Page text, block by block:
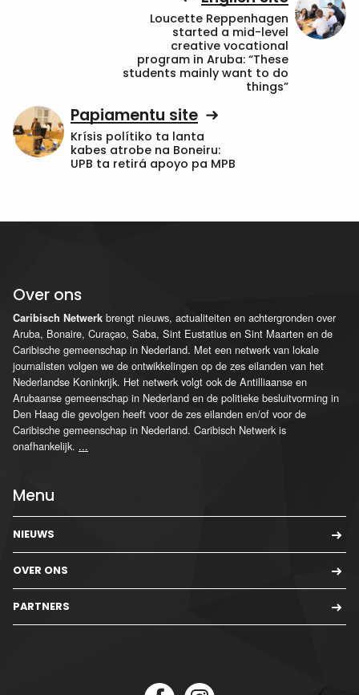
Loucette Reppenhagen
started a mid-level
creative vocational
program in Aruba: “These
students mainly want to do
things”
Papiamentu site
Krísis polítiko ta lanta
kabes atrobe na Boneiru:
UPB ta retirá apoyo pa MPB
Over ons
Caribisch Netwerk brengt nieuws, actualiteiten en achtergronden over
Aruba, Bonaire, Curaçao, Saba, Sint Eustatius en Sint Maarten en de
Caribische gemeenschap in Nederland. Met een netwerk van lokale
journalisten volgen we de ontwikkelingen op de zes eilanden van het
Nederlandse Koninkrijk. Het netwerk volgt ook de Antilliaanse en
Arubaanse gemeenschap in Nederland en de politieke besluitvorming in
Den Haag die gevolgen heeft voor de zes eilanden en/of voor de
Caribische gemeenschap in Nederland. Caribisch Netwerk is
onafhankelijk. ...
Menu
NIEUWS
OVER ONS
PARTNERS